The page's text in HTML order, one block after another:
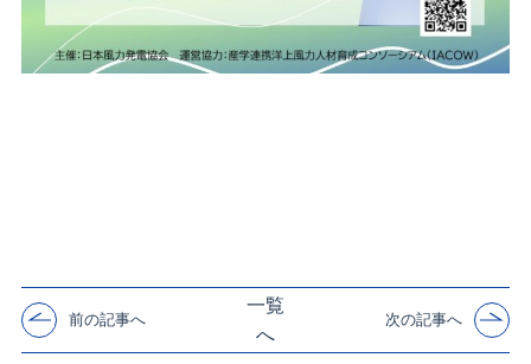
前の記事へ
一覧
へ
次の記事へ